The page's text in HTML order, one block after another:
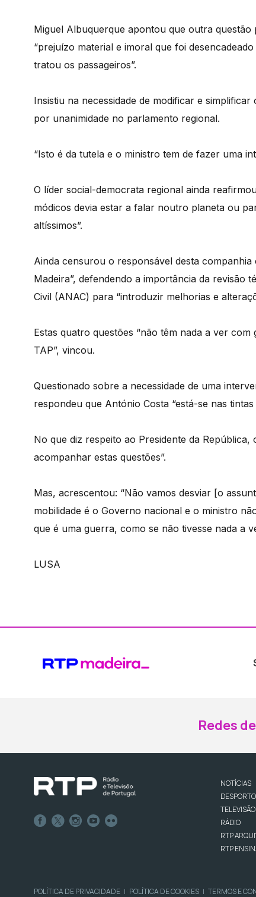
Miguel Albuquerque apontou que outra questão
“prejuízo material e imoral que foi
tratou os passageiros”.
Insistiu na necessidade de modificar e
por unanimidade no parlamento regional.
“Isto é da tutela e o ministro tem de fazer uma
O líder social-democrata regional ainda
módicos devia estar a falar noutro planeta ou
altíssimos”.
Ainda censurou o responsável desta
Madeira”, defendendo a importância da revisão
Civil (ANAC) para “introduzir melhorias e
Estas quatro questões “não têm nada a ver
TAP”, vincou.
Questionado sobre a necessidade de uma
respondeu que António Costa “está-se nas
No que diz respeito ao Presidente da
acompanhar estas questões”.
Mas, acrescentou: “Não vamos desviar [o
mobilidade é o Governo nacional e o ministro
que é uma guerra, como se não tivesse nada a
LUSA
Redes
NOTÍCIAS
DESPORTO
TELEVISÃO
RÁDIO
RTP
RTP
POLÍTICA DE PRIVACIDADE | POLÍTICA DE COOKIES | TERMOS E